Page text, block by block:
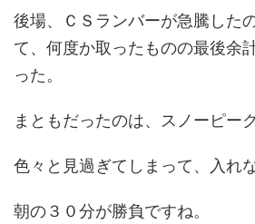
後場、ＣＳランバーが急騰した
て、何度か取ったものの最後余
った。
まともだったのは、スノーピー
色々と見過ぎてしまって、入れ
朝の３０分が勝負ですね。